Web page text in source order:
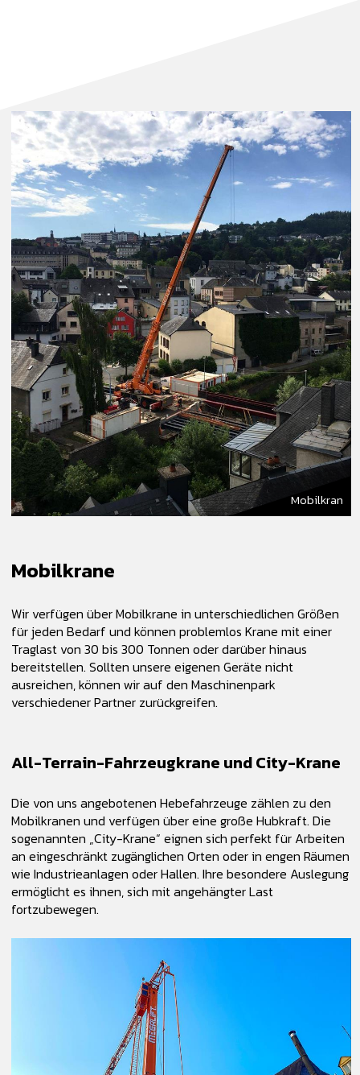
Mobilkran
Mobilkrane
Wir verfügen über Mobilkrane in unterschiedlichen Größen
für jeden Bedarf und können problemlos Krane mit einer
Traglast von 30 bis 300 Tonnen oder darüber hinaus
bereitstellen. Sollten unsere eigenen Geräte nicht
ausreichen, können wir auf den Maschinenpark
verschiedener Partner zurückgreifen.
All-Terrain-Fahrzeugkrane und City-Krane
Die von uns angebotenen Hebefahrzeuge zählen zu den
Mobilkranen und verfügen über eine große Hubkraft. Die
sogenannten „City-Krane“ eignen sich perfekt für Arbeiten
an eingeschränkt zugänglichen Orten oder in engen Räumen
wie Industrieanlagen oder Hallen. Ihre besondere Auslegung
ermöglicht es ihnen, sich mit angehängter Last
fortzubewegen.